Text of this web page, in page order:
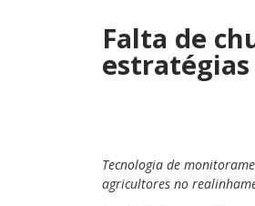
Falta de
Tecnologia de
agricultores no